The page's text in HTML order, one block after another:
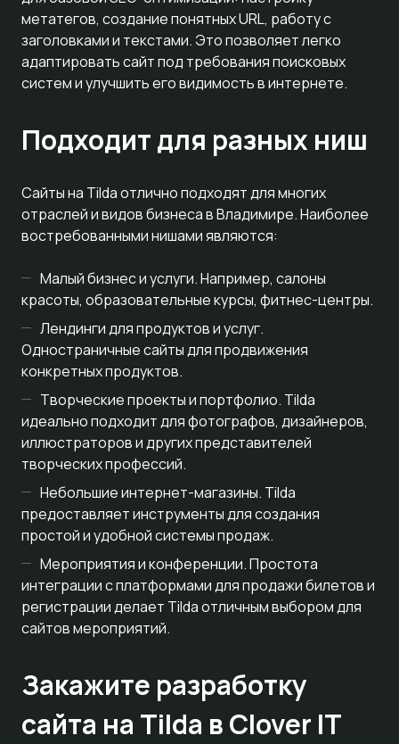
метатегов, создание понятных URL, работу с
заголовками и текстами. Это позволяет легко
адаптировать сайт под требования поисковых
систем и улучшить его видимость в интернете.
Подходит для разных ниш
Сайты на Tilda отлично подходят для многих
отраслей и видов бизнеса в Владимире. Наиболее
востребованными нишами являются:
Малый бизнес и услуги. Например, салоны
красоты, образовательные курсы, фитнес-центры.
Лендинги для продуктов и услуг.
Одностраничные сайты для продвижения
конкретных продуктов.
Творческие проекты и портфолио. Tilda
идеально подходит для фотографов, дизайнеров,
иллюстраторов и других представителей
творческих профессий.
Небольшие интернет-магазины. Tilda
предоставляет инструменты для создания
простой и удобной системы продаж.
Мероприятия и конференции. Простота
интеграции с платформами для продажи билетов и
регистрации делает Tilda отличным выбором для
сайтов мероприятий.
Закажите разработку
сайта на Tilda в Clover IT